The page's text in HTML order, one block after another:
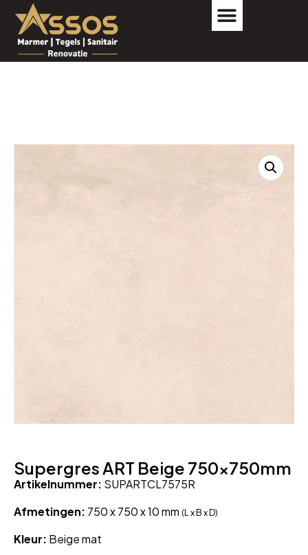
Supergres ART Beige 750x750mm
Artikelnummer: SUPARTCL7575R
Afmetingen: 750 x 750 x 10 mm (L x B x D)
Kleur: Beige mat